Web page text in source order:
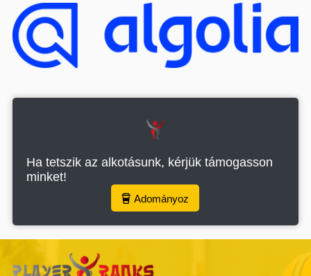
Ha tetszik az alkotásunk, kérjük támogasson
minket!
Adományoz